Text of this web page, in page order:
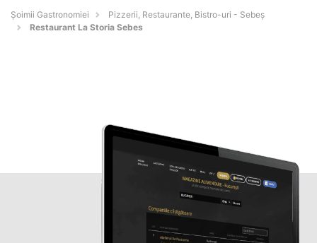
Șoimii Gastronomiei
Pizzerii, Restaurante, Bistro-uri - Sebeş
Restaurant La Storia Sebes